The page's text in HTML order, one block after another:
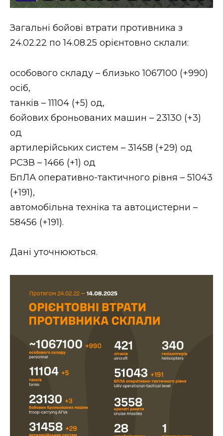
Стиль життя
Втрачений Ужгород
ЗАКАРПАТСЬКІ НОВИНИ
НОВИНИ ЗАХІДНОЇ УКРАЇНИ
ФОТО
ВІДЕО
Загальні бойові втрати противника з
24.02.22 по 14.08.25 орієнтовно склали:
особового складу – близько 1067100 (+990)
осіб,
танків – 11104 (+5) од,
бойових броньованих машин – 23130 (+3)
од
артилерійських систем – 31458 (+29) од
РСЗВ – 1466 (+1) од
БпЛА оперативно-тактичного рівня – 51043
(+191),
автомобільна техніка та автоцистерни –
58456 (+191).
Дані уточнюються.